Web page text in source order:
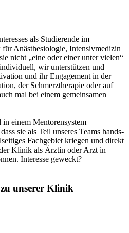
als Studierende im
Anästhesiologie, Intensivmedizin
nicht „eine oder einer unter vielen“
wir unterstützen und
und ihr Engagement in der
der Schmerztherapie oder auf
mal bei einem gemeinsamen
einem Mentorensystem
sie als Teil unseres Teams hands-
Fachgebiet kriegen und direkt
Klinik als Ärztin oder Arzt in
Interesse geweckt?
unserer Klinik